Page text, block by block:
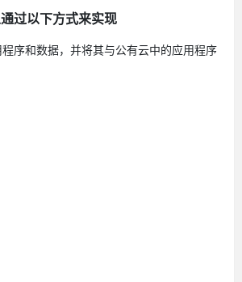
过以下方式来实现
序和数据，并将其与公有云中的应用程序